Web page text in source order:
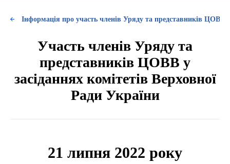
Інформація про участь членів Уряду та представників ЦОВВ
Участь членів Уряду та
представників ЦОВВ у
засіданнях комітетів Верховної
Ради України
21 липня 2022 року